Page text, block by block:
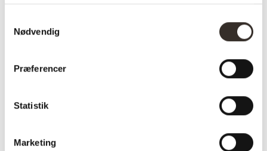
Nødvendig
Præferencer
Statistik
Marketing
Varenummer (SKU): Boligtilbehør,
Specifikationer: